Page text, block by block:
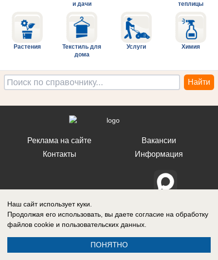
и дачи
теплицы
Растения
Текстиль для
дома
Услуги Химия
Реклама на сайте
Контакты
Вакансии
Информация
Запись о регистрации СМИ: Эл № ФС 77-73438, выдано Федеральной
службой по надзору в сфере связи, информационных технологий и
массовых коммуникаций (Роскомнадзор) 17 августа 2018 г.
Наш сайт использует куки.
Продолжая его использовать, вы даете согласие на обработку
файлов cookie и пользовательских данных.
ПОНЯТНО